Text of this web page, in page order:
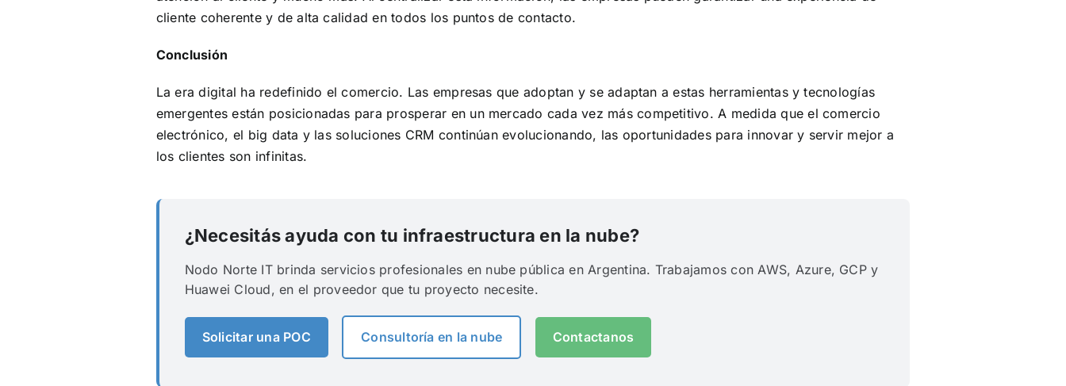
cliente coherente y de alta calidad en todos los puntos de contacto.
Conclusión
La era digital ha redefinido el comercio. Las empresas que adoptan y se adaptan a estas herramientas y tecnologías
emergentes están posicionadas para prosperar en un mercado cada vez más competitivo. A medida que el comercio
electrónico, el big data y las soluciones CRM continúan evolucionando, las oportunidades para innovar y servir mejor a
los clientes son infinitas.
¿Necesitás ayuda con tu infraestructura en la nube?
Nodo Norte IT brinda servicios profesionales en nube pública en Argentina. Trabajamos con AWS, Azure, GCP y
Huawei Cloud, en el proveedor que tu proyecto necesite.
Solicitar una POC Consultoría en la nube Contactanos